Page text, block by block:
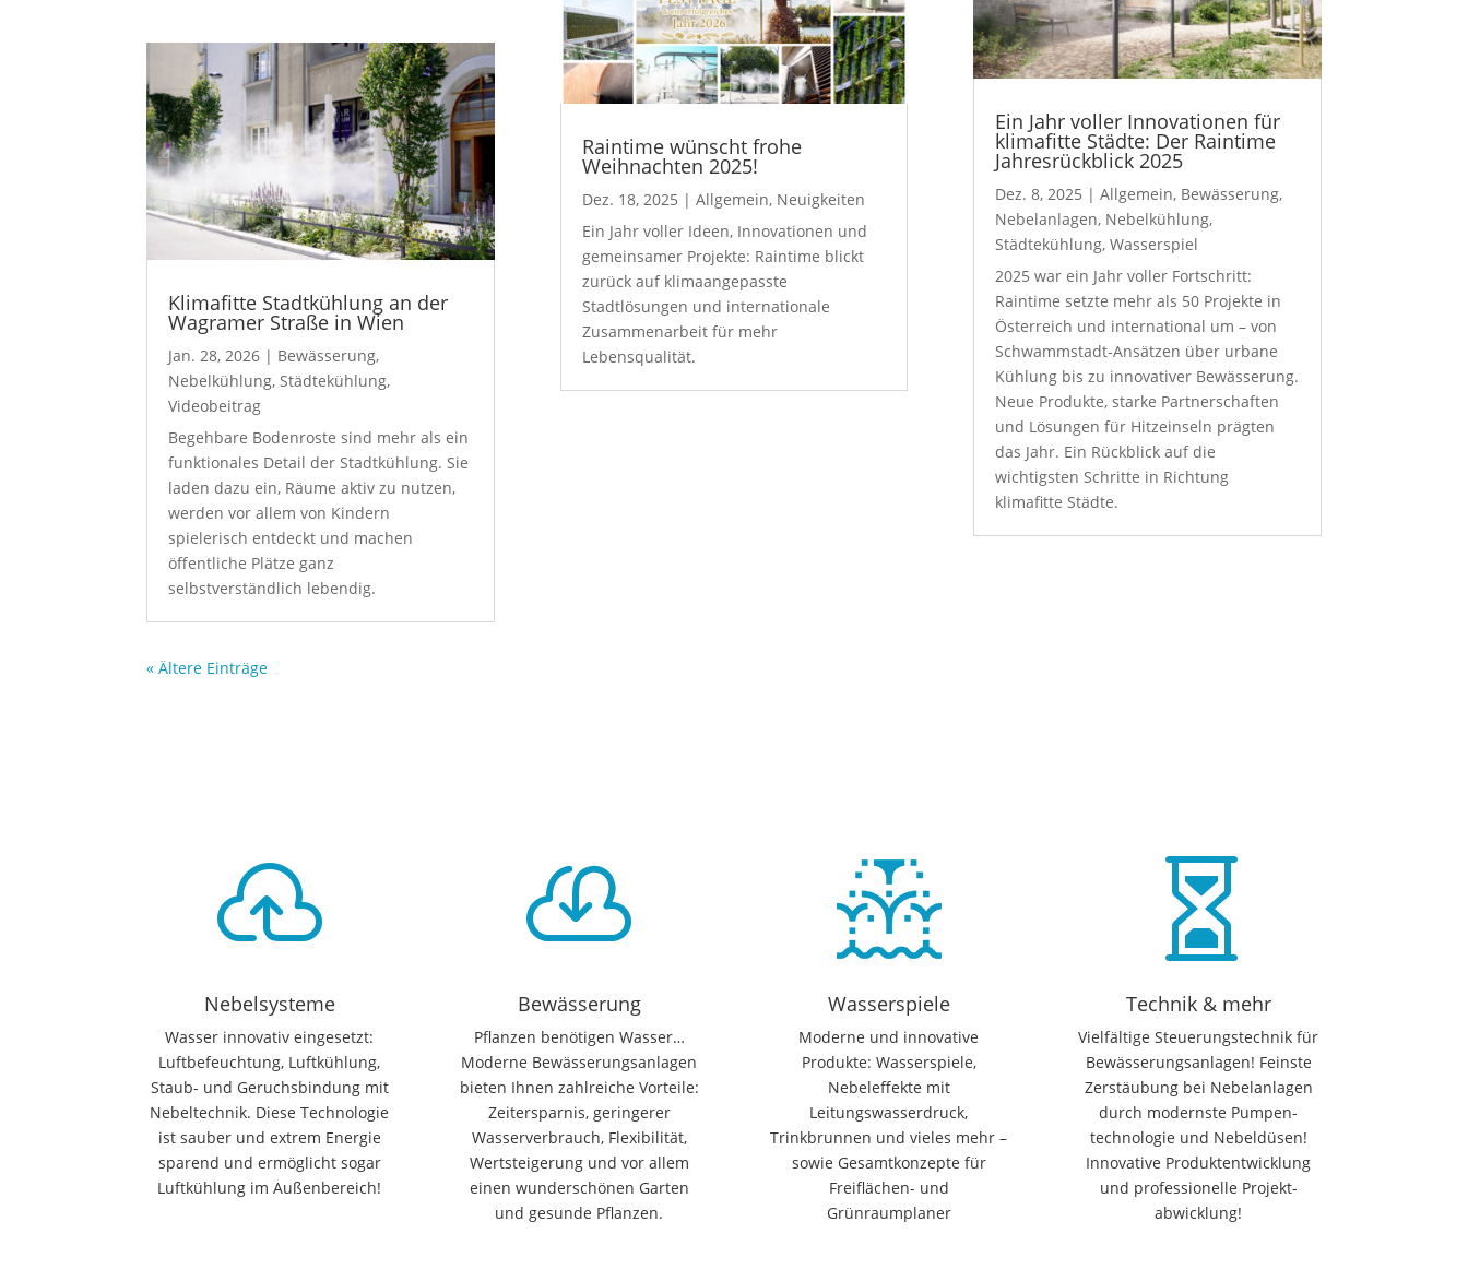
Klimafitte Stadtkühlung an der
Wagramer Straße in Wien
Jan. 28, 2026 | Bewässerung,
Nebelkühlung,Städtekühlung,
Videobeitrag
Begehbare Bodenroste sind mehr als ein
funktionales Detail der Stadtkühlung. Sie
laden dazu ein, Räume aktiv zu nutzen,
werden vor allem von Kindern
spielerisch entdeckt und machen
öffentliche Plätze ganz
selbstverständlich lebendig.
Raintime wünscht frohe
Weihnachten 2025!
Dez. 18, 2025 | Allgemein, Neuigkeiten
Ein Jahr voller Ideen, Innovationen und
gemeinsamer Projekte: Raintime blickt
zurück auf klimaangepasste
Stadtlösungen und internationale
Zusammenarbeit für mehr
Lebensqualität.
Ein Jahr voller Innovationen für
klimafitte Städte: Der Raintime
Jahresrückblick 2025
Dez. 8, 2025 | Allgemein, Bewässerung,
Nebelanlagen, Nebelkühlung,
Städtekühlung, Wasserspiel
2025 war ein Jahr voller Fortschritt:
Raintime setzte mehr als 50 Projekte in
Österreich und international um – von
Schwammstadt-Ansätzen über urbane
Kühlung bis zu innovativer Bewässerung.
Neue Produkte, starke Partnerschaften
und Lösungen für Hitzeinseln prägten
das Jahr. Ein Rückblick auf die
wichtigsten Schritte in Richtung
klimafitte Städte.
« Ältere Einträge

Nebelsysteme
Wasser innovativ eingesetzt:
Luftbefeuchtung, Luftkühlung,
Staub- und Geruchsbindung mit
Nebeltechnik. Diese Technologie
ist sauber und extrem Energie
sparend und ermöglicht sogar
Luftkühlung im Außenbereich!

Bewässerung
Pflanzen benötigen Wasser…
Moderne Bewässerungsanlagen
bieten Ihnen zahlreiche Vorteile:
Zeitersparnis, geringerer
Wasserverbrauch, Flexibilität,
Wertsteigerung und vor allem
einen wunderschönen Garten
und gesunde Pflanzen.
Wasserspiele
Moderne und innovative
Produkte: Wasserspiele,
Nebeleffekte mit
Leitungswasserdruck,
Trinkbrunnen und vieles mehr –
sowie Gesamtkonzepte für
Freiflächen- und
Grünraumplaner

Technik & mehr
Vielfältige Steuerungstechnik für
Bewässerungsanlagen! Feinste
Zerstäubung bei Nebelanlagen
durch modernste Pumpen-
technologie und Nebeldüsen!
Innovative Produktentwicklung
und professionelle Projekt-
abwicklung!